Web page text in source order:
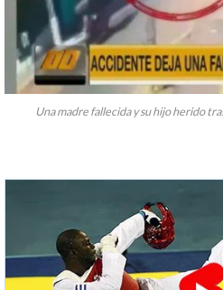
Una madre fallecida y su hijo herido